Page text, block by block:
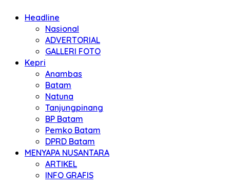
Headline
Nasional
ADVERTORIAL
GALLERI FOTO
Kepri
Anambas
Batam
Natuna
Tanjungpinang
BP Batam
Pemko Batam
DPRD Batam
MENYAPA NUSANTARA
ARTIKEL
INFO GRAFIS